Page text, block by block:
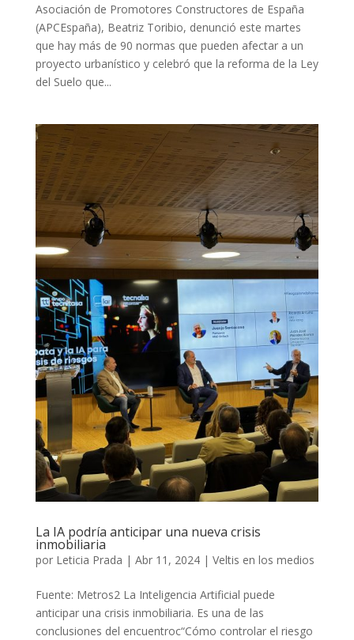
Asociación de Promotores Constructores de España
(APCEspaña), Beatriz Toribio, denunció este martes
que hay más de 90 normas que pueden afectar a un
proyecto urbanístico y celebró que la reforma de la Ley
del Suelo que...
La IA podría anticipar una nueva crisis
inmobiliaria
por Leticia Prada | Abr 11, 2024| Veltis en los medios
Fuente: Metros2 La Inteligencia Artificial puede
anticipar una crisis inmobiliaria. Es una de las
conclusiones del encuentroc“Cómo controlar el riesgo